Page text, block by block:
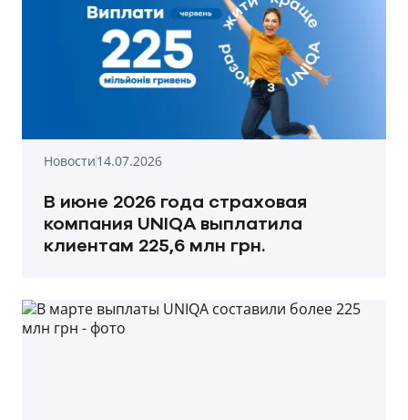
Новости14.07.2026
В июне 2026 года страховая
компания UNIQA выплатила
клиентам 225,6 млн грн.